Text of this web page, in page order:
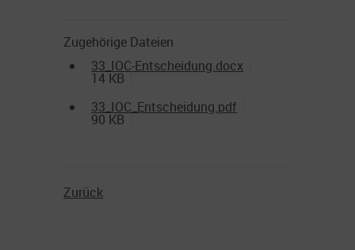
Zugehörige Dateien
33_IOC-Entscheidung.docx
14 KB
33_IOC_Entscheidung.pdf
90 KB
Zurück